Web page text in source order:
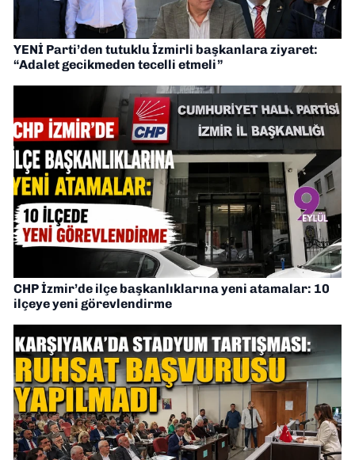
YENİ Parti’den tutuklu İzmirli başkanlara ziyaret:
“Adalet gecikmeden tecelli etmeli”
CHP İzmir’de ilçe başkanlıklarına yeni atamalar: 10
ilçeye yeni görevlendirme